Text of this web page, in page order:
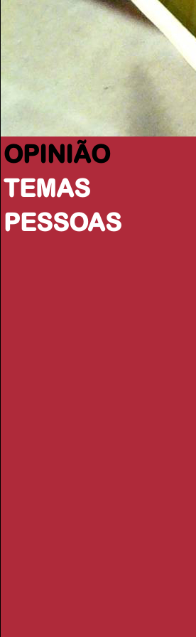
OPINIÃO
TEMAS
PESSOAS